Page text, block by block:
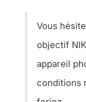
Vous
objectif
appareil
conditions